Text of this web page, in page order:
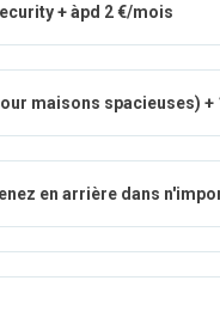
+ àpd 2 €/mois
maisons spacieuses) +
en arrière dans